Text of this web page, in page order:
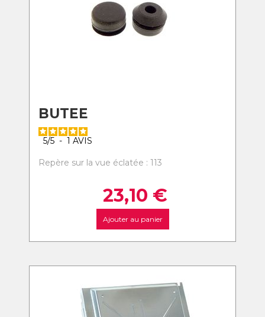
BUTEE
5/5 - 1 AVIS
Repère sur la vue éclatée : 113
23,10 €
Ajouter au panier